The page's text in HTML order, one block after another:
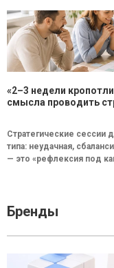
«2–3 недели
смысла проводить
Стратегические сессии
типа: неудачная,
— это «рефлексия под
Бренды